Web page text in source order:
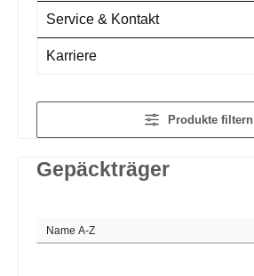
Service & Kontakt
Karriere
Produkte filtern
Gepäckträger